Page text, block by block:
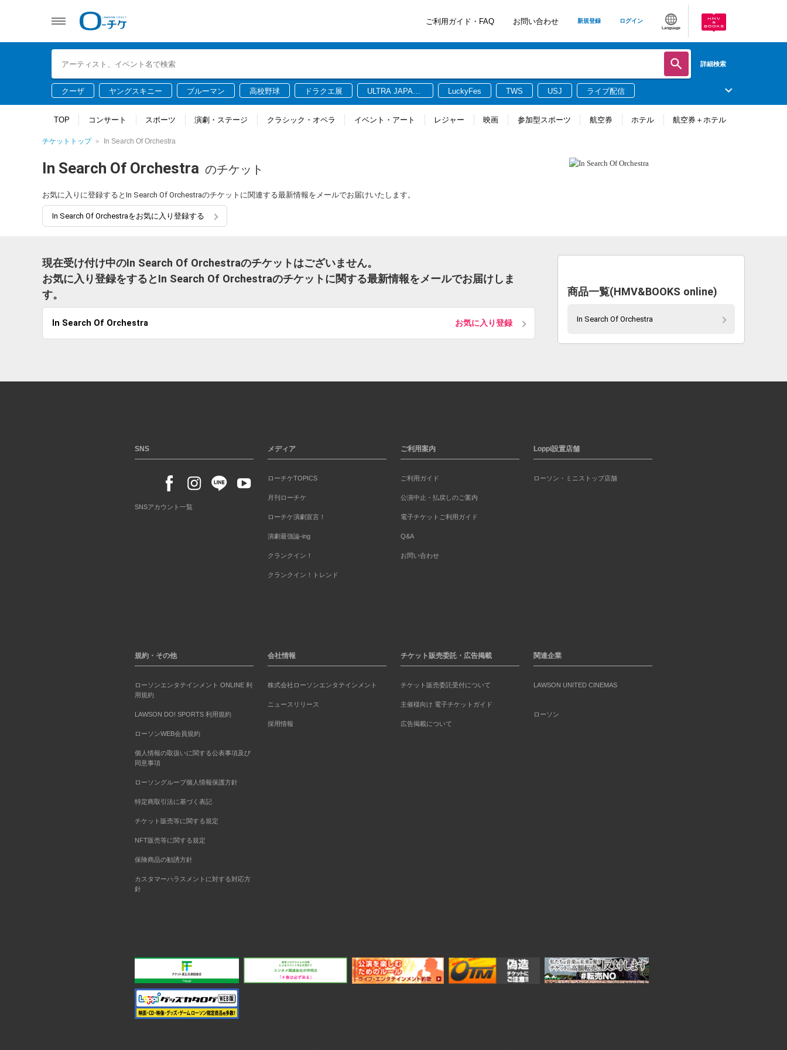
ご利用ガイド・FAQ お問い合わせ 新規登録 ログイン
Language
詳細検索
クーザ ヤングスキニー ブルーマン 高校野球 ドラクエ展
ULTRA JAPAN
LuckyFes TWS USJ ライブ配信
TOP コンサート スポーツ 演劇・ステージ クラシック・オペラ イベント・アート レジャー 映画 参加型スポーツ 航空券 ホテル 航空券＋ホテル
チケットトップ In Search Of Orchestra
In Search Of Orchestra のチケット
お気に入りに登録するとIn Search Of Orchestraのチケットに関連する最新情報をメールでお届けいたします。
In Search Of Orchestraをお気に入り登録する
現在受け付け中のIn Search Of Orchestraのチケットはございません。
お気に入り登録をするとIn Search Of Orchestraのチケットに関する最新情報をメールでお届けしま
す。
In Search Of Orchestra お気に入り登録
商品一覧(HMV&BOOKS online)
In Search Of Orchestra
SNS
SNSアカウント一覧
メディア
ローチケTOPICS
月刊ローチケ
ローチケ演劇宣言！
演劇最強論-ing
クランクイン！
クランクイン！トレンド
ご利用案内
ご利用ガイド
公演中止・払戻しのご案内
電子チケットご利用ガイド
Q&A
お問い合わせ
Loppi設置店舗
ローソン・ミニストップ店舗
規約・その他
ローソンエンタテインメント ONLINE 利
用規約
LAWSON DO! SPORTS 利用規約
ローソンWEB会員規約
個人情報の取扱いに関する公表事項及び
同意事項
ローソングループ個人情報保護方針
特定商取引法に基づく表記
チケット販売等に関する規定
NFT販売等に関する規定
保険商品の勧誘方針
カスタマーハラスメントに対する対応方
針
会社情報
株式会社ローソンエンタテインメント
ニュースリリース
採用情報
チケット販売委託・広告掲載
チケット販売委託受付について
主催様向け 電子チケットガイド
広告掲載について
関連企業
LAWSON UNITED CINEMAS
ローソン